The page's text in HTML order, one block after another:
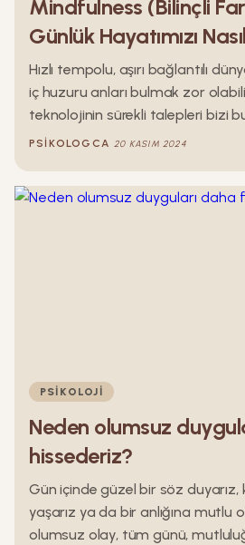
Mindfulness (Bilinçli
Günlük Hayatımızı
Hızlı tempolu, aşırı bağlantılı
iç huzuru anları bulmak zor
teknolojinin sürekli talepleri bizi
kendimizden kopuk hissettirebilir.
farkındalık, dengeyi sağlamak,
zihinsel ve duygusal refahı
PSIKOLOGCA 20 KASIM 2024
PSIKOLOJI
Neden olumsuz
hissederiz?
Gün içinde güzel bir söz duyarız,
yaşarız ya da bir anlığına mutlu
olumsuz olay, tüm günü,